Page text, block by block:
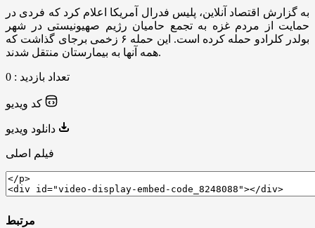
به گزارش اقتصاد آنلاین، پلیس فدرال آمریکا اعلام کرد که فردی در
حمایت از مردم غزه به تجمع حامیان رژیم صهیونیستی در شهر
بولدر کلرادو حمله کرده است. این حمله ۶ زخمی برجای گذاشت که
همه آنها به بیمارستان منتقل شدند.
تعداد بازدید : 0
فیلم اصلی
مرتبط